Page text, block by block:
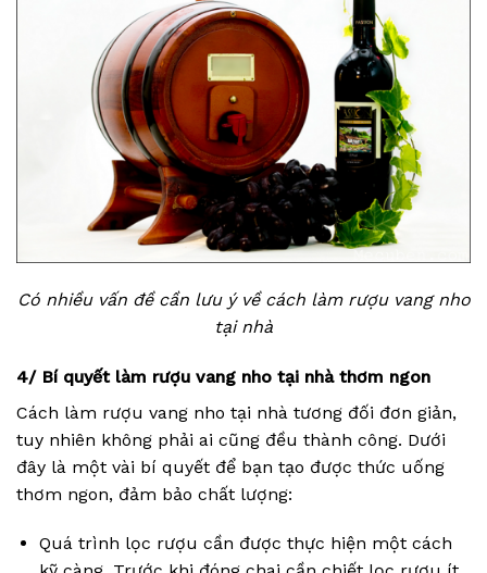
Có nhiều vấn đề cần lưu ý về cách làm rượu vang nho
tại nhà
4/ Bí quyết làm rượu vang nho tại nhà thơm ngon
Cách làm rượu vang nho tại nhà tương đối đơn giản,
tuy nhiên không phải ai cũng đều thành công. Dưới
đây là một vài bí quyết để bạn tạo được thức uống
thơm ngon, đảm bảo chất lượng:
Quá trình lọc rượu cần được thực hiện một cách